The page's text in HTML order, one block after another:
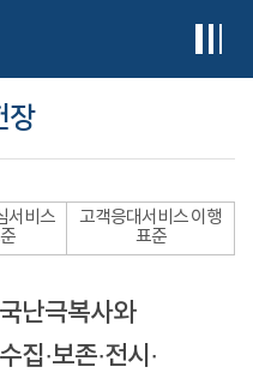
장
서비스
고객응대서비스 이행
표준
난극복사와
집·보존·전시·